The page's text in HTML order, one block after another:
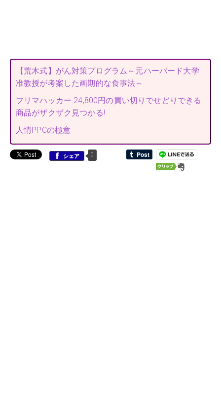
【荒木式】がん対策プログラム～元ハーバード大学
准教授が考案した画期的な食事法～
フリマハッカー 24,800円の買い切りでせどりできる
商品がザクザク見つかる!
人情PPCの極意
シェア 0